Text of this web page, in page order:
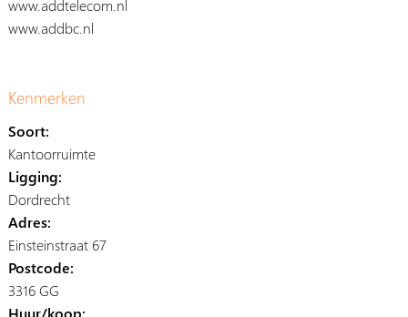
www.addtelecom.nl
www.addbc.nl
Kenmerken
Soort:
Kantoorruimte
Ligging:
Dordrecht
Adres:
Einsteinstraat 67
Postcode:
3316 GG
Huur/koop: